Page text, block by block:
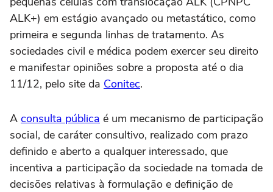
ALK+) em estágio avançado ou metastático, como
primeira e segunda linhas de tratamento. As
sociedades civil e médica podem exercer seu direito
e manifestar opiniões sobre a proposta até o dia
11/12, pelo site da Conitec.
A consulta pública é um mecanismo de participação
social, de caráter consultivo, realizado com prazo
definido e aberto a qualquer interessado, que
incentiva a participação da sociedade na tomada de
decisões relativas à formulação e definição de